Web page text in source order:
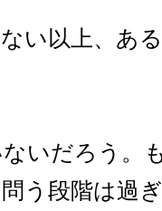
い以上、あ
いだろう。
う段階は過